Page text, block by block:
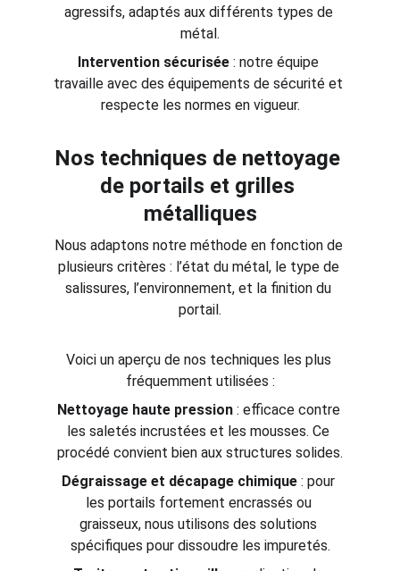
agressifs, adaptés aux différents types de
métal.
Intervention sécurisée : notre équipe
travaille avec des équipements de sécurité et
respecte les normes en vigueur.
Nos techniques de nettoyage
de portails et grilles
métalliques
Nous adaptons notre méthode en fonction de
plusieurs critères : l’état du métal, le type de
salissures, l’environnement, et la finition du
portail.
Voici un aperçu de nos techniques les plus
fréquemment utilisées :
Nettoyage haute pression : efficace contre
les saletés incrustées et les mousses. Ce
procédé convient bien aux structures solides.
Dégraissage et décapage chimique : pour
les portails fortement encrassés ou
graisseux, nous utilisons des solutions
spécifiques pour dissoudre les impuretés.